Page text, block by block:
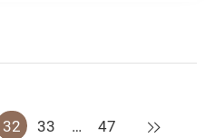
32 33 … 47 下一页